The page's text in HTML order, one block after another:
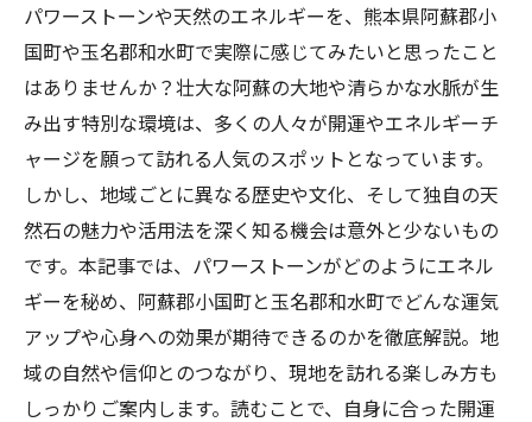
パワーストーンや天然のエネルギーを、熊本県阿蘇郡小
国町や玉名郡和水町で実際に感じてみたいと思ったこと
はありませんか？壮大な阿蘇の大地や清らかな水脈が生
み出す特別な環境は、多くの人々が開運やエネルギーチ
ャージを願って訪れる人気のスポットとなっています。
しかし、地域ごとに異なる歴史や文化、そして独自の天
然石の魅力や活用法を深く知る機会は意外と少ないもの
です。本記事では、パワーストーンがどのようにエネル
ギーを秘め、阿蘇郡小国町と玉名郡和水町でどんな運気
アップや心身への効果が期待できるのかを徹底解説。地
域の自然や信仰とのつながり、現地を訪れる楽しみ方も
しっかりご案内します。読むことで、自身に合った開運